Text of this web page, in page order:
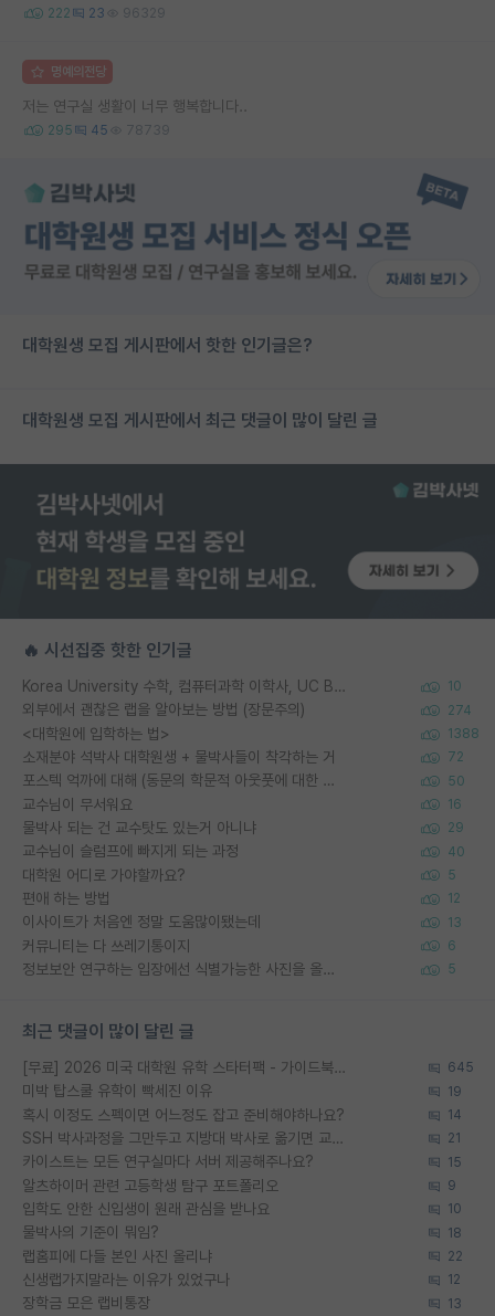
222 23 96329
명예의전당
저는 연구실 생활이 너무 행복합니다..
295 45 78739
대학원생 모집 게시판에서 핫한 인기글은?
대학원생 모집 게시판에서 최근 댓글이 많이 달린 글
🔥 시선집중 핫한 인기글
Korea University 수학, 컴퓨터과학 이학사, UC Berkeley 산업공학 대학원 공학박사가 되는 것은 쉽지 않겠죠? 10
외부에서 괜찮은 랩을 알아보는 방법 (장문주의) 274
<대학원에 입학하는 법> 1388
소재분야 석박사 대학원생 + 물박사들이 착각하는 거 72
포스텍 억까에 대해 (동문의 학문적 아웃풋에 대한 반박) 50
교수님이 무서워요 16
물박사 되는 건 교수탓도 있는거 아니냐 29
교수님이 슬럼프에 빠지게 되는 과정 40
대학원 어디로 가야할까요? 5
편애 하는 방법 12
이사이트가 처음엔 정말 도움많이됐는데 13
커뮤니티는 다 쓰레기통이지 6
정보보안 연구하는 입장에선 식별가능한 사진을 올리는건 비추이긴함 5
최근 댓글이 많이 달린 글
[무료] 2026 미국 대학원 유학 스타터팩 - 가이드북 & 합격자 컨택메일 템플릿 645
미박 탑스쿨 유학이 빡세진 이유 19
혹시 이정도 스펙이면 어느정도 잡고 준비해야하나요? 14
SSH 박사과정을 그만두고 지방대 박사로 옮기면 교수의 꿈은 끝일까요? 21
카이스트는 모든 연구실마다 서버 제공해주나요? 15
알츠하이머 관련 고등학생 탐구 포트폴리오 9
입학도 안한 신입생이 원래 관심을 받나요 10
물박사의 기준이 뭐임? 18
랩홈피에 다들 본인 사진 올리냐 22
신생랩가지말라는 이유가 있었구나 12
장학금 모은 랩비통장 13